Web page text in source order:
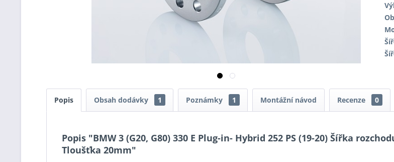
Popis Obsah dodávky 1 Poznámky 1 Montážní návod Recenze 0
Popis "BMW 3 (G20, G80) 330 E Plug-in- Hybrid 252 PS (19-20) Šířka
Tloušťka 20mm"